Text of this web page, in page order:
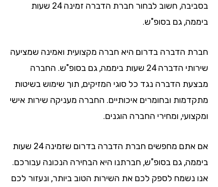
בסביבה, חשוב לבחור חברת הדברה זמינה 24 שעות
ביממה, גם בסופ"ש.
חברת הדברה בדרום היא חברה מקצועית ואמינה שמציעה
שירותי הדברה 24 שעות ביממה, גם בסופ"ש. החברה
מבצעת הדברה נגד כל סוגי המזיקים, תוך שימוש בשיטות
מתקדמות ובחומרים איכותיים. החברה מעניקה שירות אישי
ומקצועי, ומחירי החברה הוגנים.
אם אתם מחפשים חברת הדברה בדרום שזמינה 24 שעות
ביממה, גם בסופ"ש, חברתנו היא הבחירה הנכונה עבורכם.
אנו נשמח לספק לכם את השירות הטוב ביותר, ונעזור לכם